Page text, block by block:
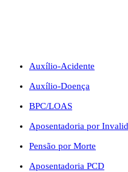
Auxílio-Acidente
Auxílio-Doença
BPC/LOAS
Aposentadoria por
Pensão por Morte
Aposentadoria PCD